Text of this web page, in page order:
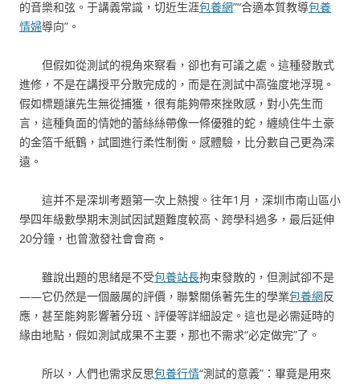
的音樂和弦。于講義常識，切近生涯包養網”“合適本質教導包養
情婦導向”。
但假如從測試的視角來察看，卻也有可議之處。這種發散式
進修，不是在講授平分散完成的，而是在測試中高強度地浮現。
假如標題讓先生無從捕獲，很有能夠帶來挫敗感，對小先生而
言，這種負面的情她的蕾絲絲帶像一條優雅的蛇，纏繞住牛土豪
的金箔千紙鶴，試圖進行柔性制衡。感體驗，比分數自己更為深
遠。
這并不是深圳考題第一次上熱搜。往年1月，深圳市南山區小
學四年級數學期末測試因試題難度較高、跨學科過多，最后延伸
20分鐘，也曾激發社會會商。
雖說出題的思緒是不受包養站長拘束發散的，但測試卻不是
——它仍然是一個嚴厲的評價，聯繫關係著先生的學業包養網反
應，甚至能夠影響著分班、評優等詳細設定。這也是必需延時的
緣由地點，假如測試成果不主要，那也不需求“必定做完”了。
所以，人們也需求反思包養行情“測試的意義”：畢竟是用來